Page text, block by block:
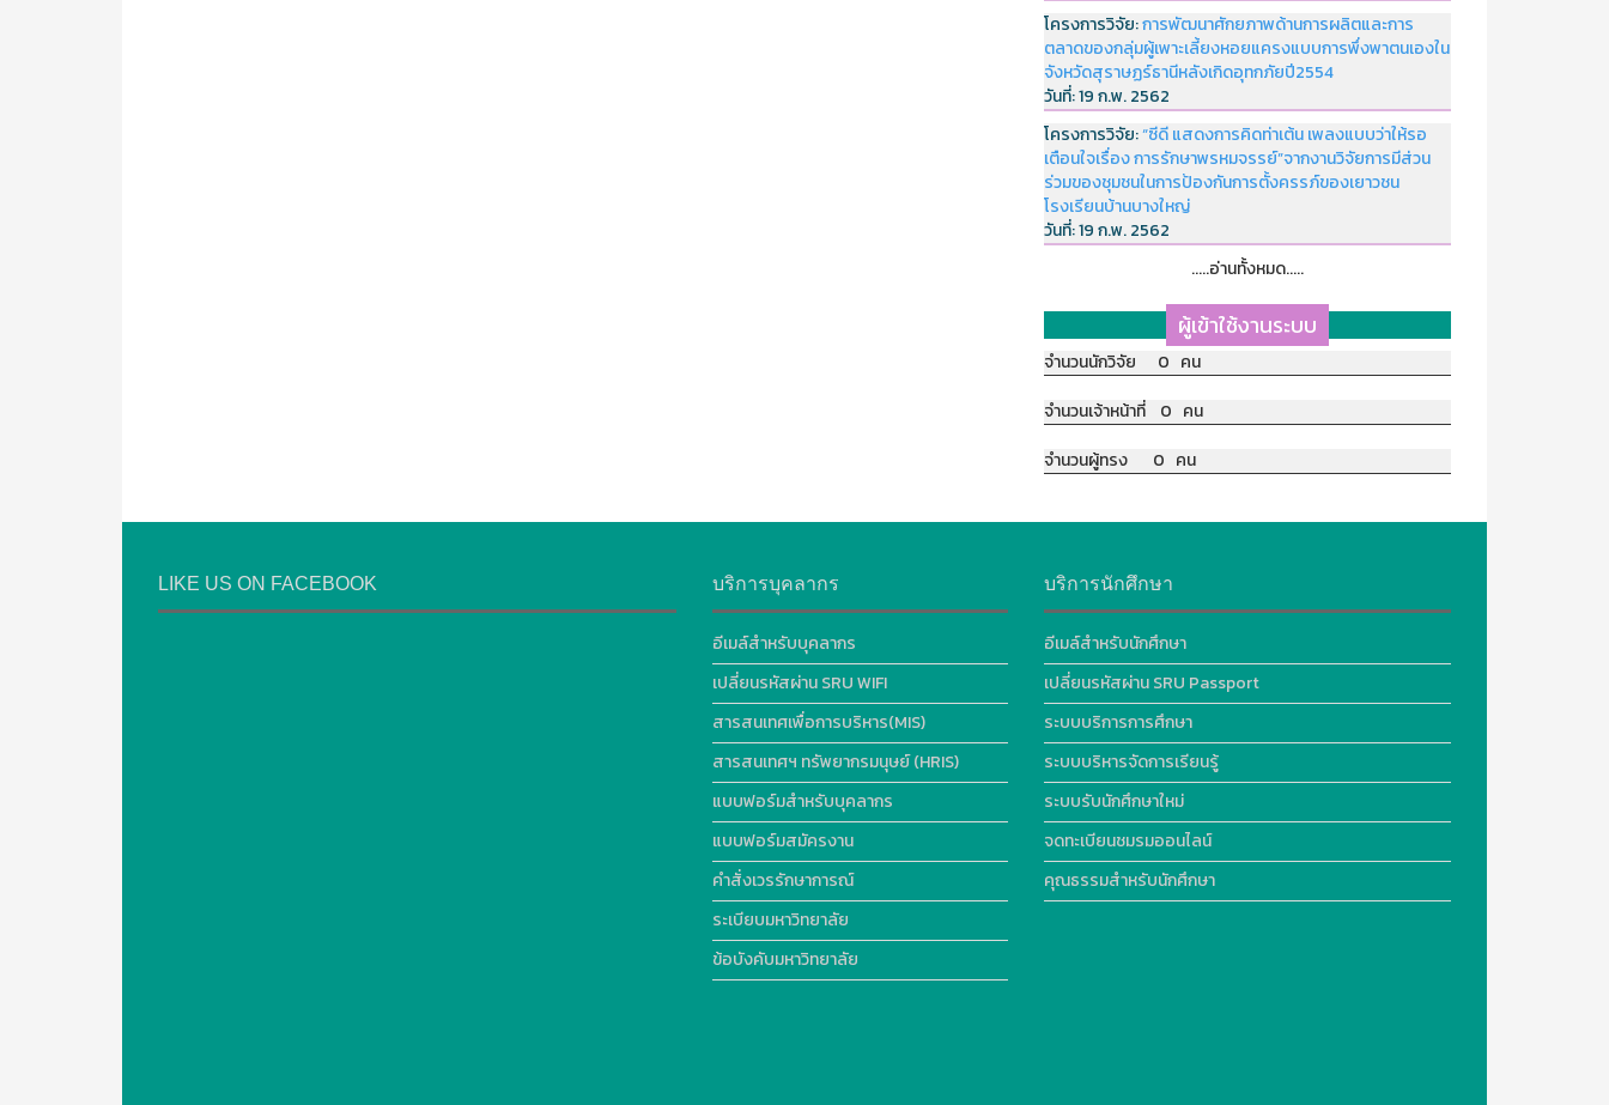
โครงการวิจัย:การพัฒนาศักยภาพด้านการผลิตและการ
ตลาดของกลุ่มผู้เพาะเลี้ยงหอยแครงแบบการพึ่งพาตนเองใน
จังหวัดสุราษฏร์ธานีหลังเกิดอุทกภัยปี2554
วันที่:19 ก.พ. 2562
โครงการวิจัย:“ซีดี แสดงการคิดท่าเต้น เพลงแบบว่าให้รอ
เตือนใจเรื่อง การรักษาพรหมจรรย์”จากงานวิจัยการมีส่วน
ร่วมของชุมชนในการป้องกันการตั้งครรภ์ของเยาวชน
โรงเรียนบ้านบางใหญ่
วันที่:19 ก.พ. 2562
.....อ่านทั้งหมด.....
ผู้เข้าใช้งานระบบ
จำนวนนักวิจัย 0 คน
จำนวนเจ้าหน้าที่ 0 คน
จำนวนผู้ทรง 0 คน
LIKE US ON FACEBOOK บริการบุคลากร
อีเมล์สำหรับบุคลากร
เปลี่ยนรหัสผ่าน SRU WIFI
สารสนเทศเพื่อการบริหาร(MIS)
สารสนเทศฯ ทรัพยากรมนุษย์ (HRIS)
แบบฟอร์มสำหรับบุคลากร
แบบฟอร์มสมัครงาน
คำสั่งเวรรักษาการณ์
ระเบียบมหาวิทยาลัย
ข้อบังคับมหาวิทยาลัย
บริการนักศึกษา
อีเมล์สำหรับนักศึกษา
เปลี่ยนรหัสผ่าน SRU Passport
ระบบบริการการศึกษา
ระบบบริหารจัดการเรียนรู้
ระบบรับนักศึกษาใหม่
จดทะเบียนชมรมออนไลน์
คุณธรรมสำหรับนักศึกษา